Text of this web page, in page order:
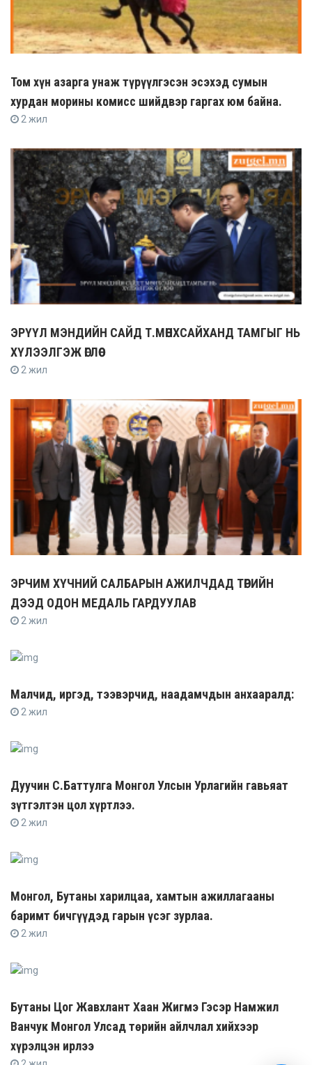
Том хүн азарга унаж түрүүлгэсэн эсэхэд сумын
хурдан морины комисс шийдвэр гаргах юм байна.
2 жил
ЭРҮҮЛ МЭНДИЙН САЙД Т.МӨНХСАЙХАНД ТАМГЫГ НЬ
ХҮЛЭЭЛГЭЖ ӨГЛӨӨ
2 жил
ЭРЧИМ ХҮЧНИЙ САЛБАРЫН АЖИЛЧДАД ТӨРИЙН
ДЭЭД ОДОН МЕДАЛЬ ГАРДУУЛАВ
2 жил
Малчид, иргэд, тээвэрчид, наадамчдын анхааралд:
2 жил
Дуучин С.Баттулга Монгол Улсын Урлагийн гавьяат
зүтгэлтэн цол хүртлээ.
2 жил
Монгол, Бутаны харилцаа, хамтын ажиллагааны
баримт бичгүүдэд гарын үсэг зурлаа.
2 жил
Бутаны Цог Жавхлант Хаан Жигмэ Гэсэр Намжил
Ванчук Монгол Улсад төрийн айлчлал хийхээр
хүрэлцэн ирлээ